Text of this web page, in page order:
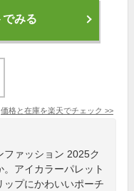
でみる
価格と在庫を楽天でチェック >>
ファッション 2025ク
アイカラーパレット
ップにかわいいポーチ